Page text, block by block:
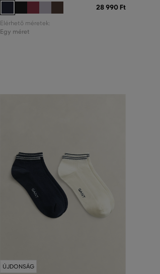
28 990 Ft
Elérhető méretek:
Egy méret
ÚJDONSÁG